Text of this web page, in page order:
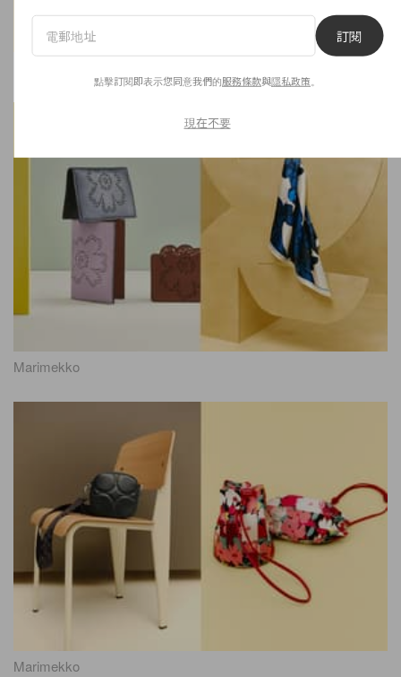
Marimekko
Marimekko
訂閱
點擊訂閱即表示您同意我們的服務條款與隱私政策
現在不要